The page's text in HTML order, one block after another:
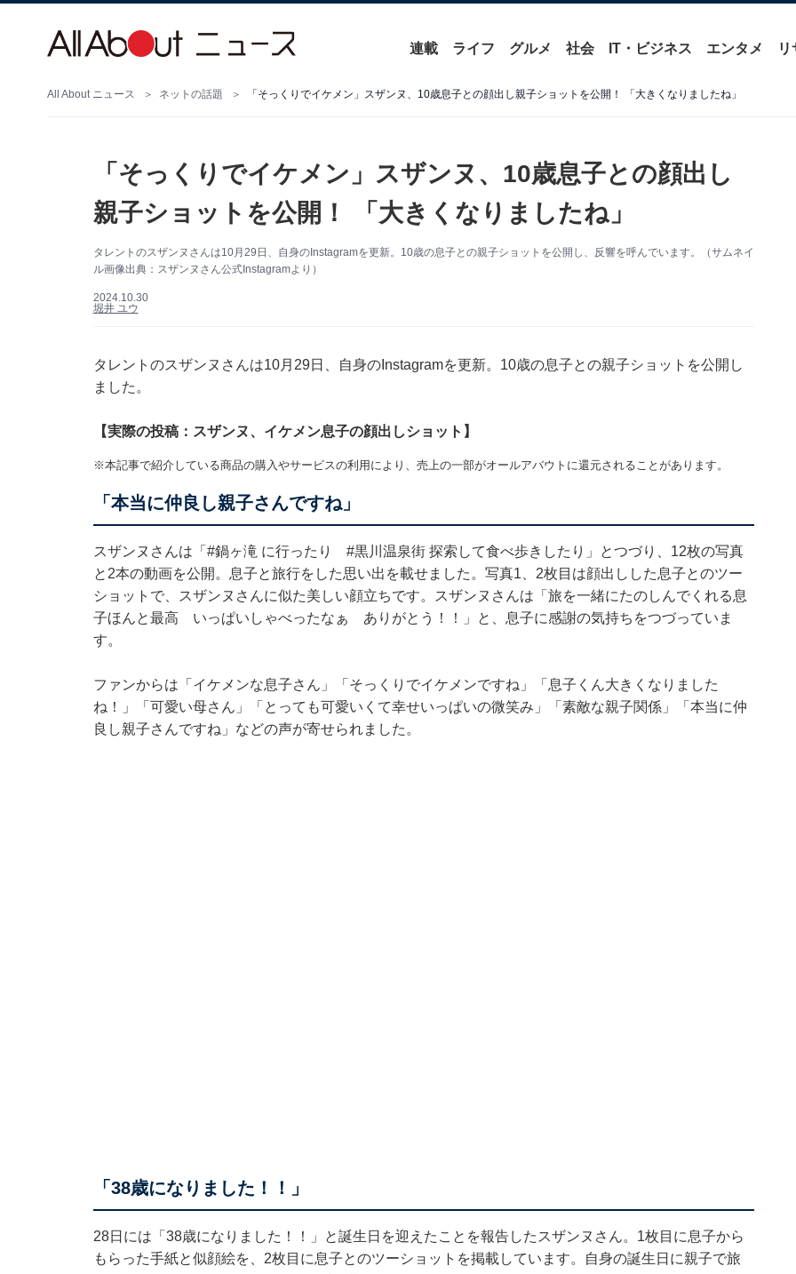
連載 ライフ グルメ 社会 IT・ビジネス エンタメ リ
All About ニュース ネットの話題 「そっくりでイケメン」スザンヌ、10歳息子との顔出し親子ショットを公開！ 「大きくなりましたね」
「そっくりでイケメン」スザンヌ、10歳息子との顔出し
親子ショットを公開！ 「大きくなりましたね」
タレントのスザンヌさんは10月29日、自身のInstagramを更新。10歳の息子との親子ショットを公開し、反響を呼んでいます。（サムネイ
ル画像出典：スザンヌさん公式Instagramより）
2024.10.30
堀井 ユウ
タレントのスザンヌさんは10月29日、自身のInstagramを更新。10歳の息子との親子ショットを公開し
ました。
【実際の投稿：スザンヌ、イケメン息子の顔出しショット】
※本記事で紹介している商品の購入やサービスの利用により、売上の一部がオールアバウトに還元されることがあります。
「本当に仲良し親子さんですね」
スザンヌさんは「#鍋ヶ滝 に行ったり #黒川温泉街 探索して食べ歩きしたり」とつづり、12枚の写真
と2本の動画を公開。息子と旅行をした思い出を載せました。写真1、2枚目は顔出しした息子とのツー
ショットで、スザンヌさんに似た美しい顔立ちです。スザンヌさんは「旅を一緒にたのしんでくれる息
子ほんと最高 いっぱいしゃべったなぁ ありがとう！！」と、息子に感謝の気持ちをつづっていま
す。
ファンからは「イケメンな息子さん」「そっくりでイケメンですね」「息子くん大きくなりました
ね！」「可愛い母さん」「とっても可愛いくて幸せいっぱいの微笑み」「素敵な親子関係」「本当に仲
良し親子さんですね」などの声が寄せられました。
「38歳になりました！！」
28日には「38歳になりました！！」と誕生日を迎えたことを報告したスザンヌさん。1枚目に息子から
もらった手紙と似顔絵を、2枚目に息子とのツーショットを掲載しています。自身の誕生日に親子で旅